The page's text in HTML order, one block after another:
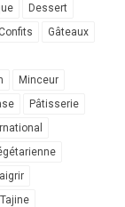
Dessert
Gâteaux
Minceur
Pâtisserie
Tajine